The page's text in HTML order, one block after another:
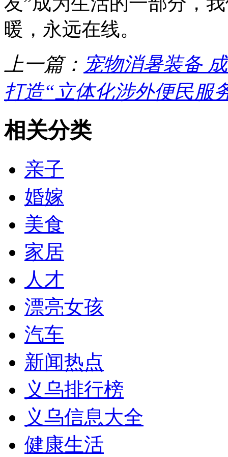
暖，永远在线。
上一篇： 宠物消暑装备
打造“立体化涉外便民服
相关分类
亲子
婚嫁
美食
家居
人才
漂亮女孩
汽车
新闻热点
义乌排行榜
义乌信息大全
健康生活